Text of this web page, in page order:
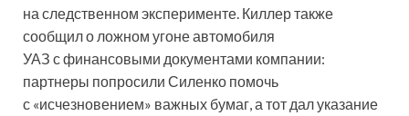
на следственном эксперименте. Киллер также
сообщил о ложном угоне автомобиля
УАЗ с финансовыми документами компании:
партнеры попросили Силенко помочь
с «исчезновением» важных бумаг, а тот дал указание